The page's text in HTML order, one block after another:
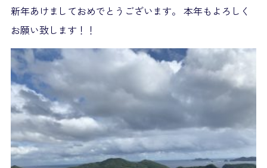
新年あけましておめでとうございます。 本年もよろしく
お願い致します！！